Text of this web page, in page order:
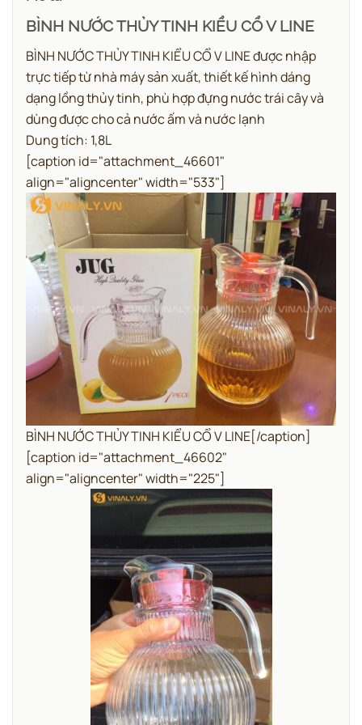
BÌNH NƯỚC THỦY TINH KIỂU CỔ V LINE
BÌNH NƯỚC THỦY TINH KIỂU CỔ V LINE được nhập
trực tiếp từ nhà máy sản xuất, thiết kế hình dáng
dạng lồng thủy tinh, phù hợp đựng nước trái cây và
dùng được cho cả nước ấm và nước lạnh
Dung tích: 1,8L
[caption id="attachment_46601"
align="aligncenter" width="533"]
BÌNH NƯỚC THỦY TINH KIỂU CỔ V LINE[/caption]
[caption id="attachment_46602"
align="aligncenter" width="225"]